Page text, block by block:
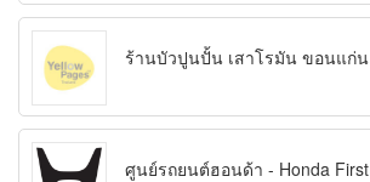
ร้านบัวปูนปั้น เสาโรมัน ขอนแก่น
ศูนย์รถยนต์ฮอนด้า - Honda First